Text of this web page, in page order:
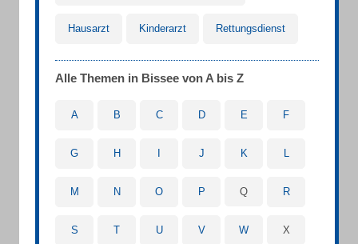
Hausarzt Kinderarzt Rettungsdienst
Alle Themen in Bissee von A bis Z
A B C D E F
G H J K L
M N O P Q R
S T U V W X